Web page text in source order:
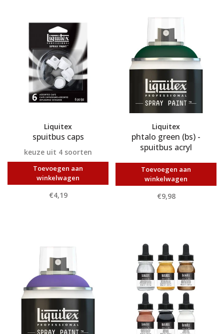
Liquitex
spuitbus caps
keuze uit 4 soorten
Toevoegen aan
winkelwagen
€4,19
Liquitex
phtalo green (bs) -
spuitbus acryl
Toevoegen aan
winkelwagen
€9,98